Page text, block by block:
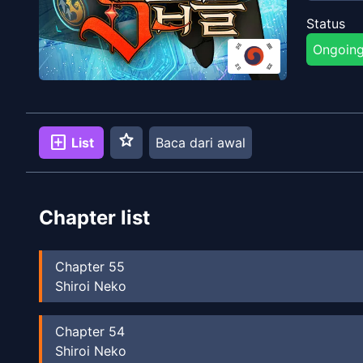
Status
Ongoing
add_box List star Baca dari awal
Chapter list
Chapter 55
Shiroi Neko
Chapter 54
Shiroi Neko